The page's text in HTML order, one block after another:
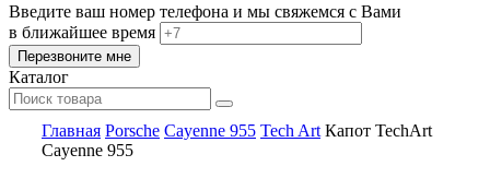
Введите ваш номер телефона и мы свяжемся с Вами
в ближайшее время
Каталог
Главная Porsche Cayenne 955 Tech Art Капот TechArt
Cayenne 955